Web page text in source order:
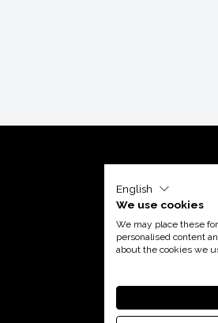
English
We use cookies
We may place these
personalised content
about the cookies we